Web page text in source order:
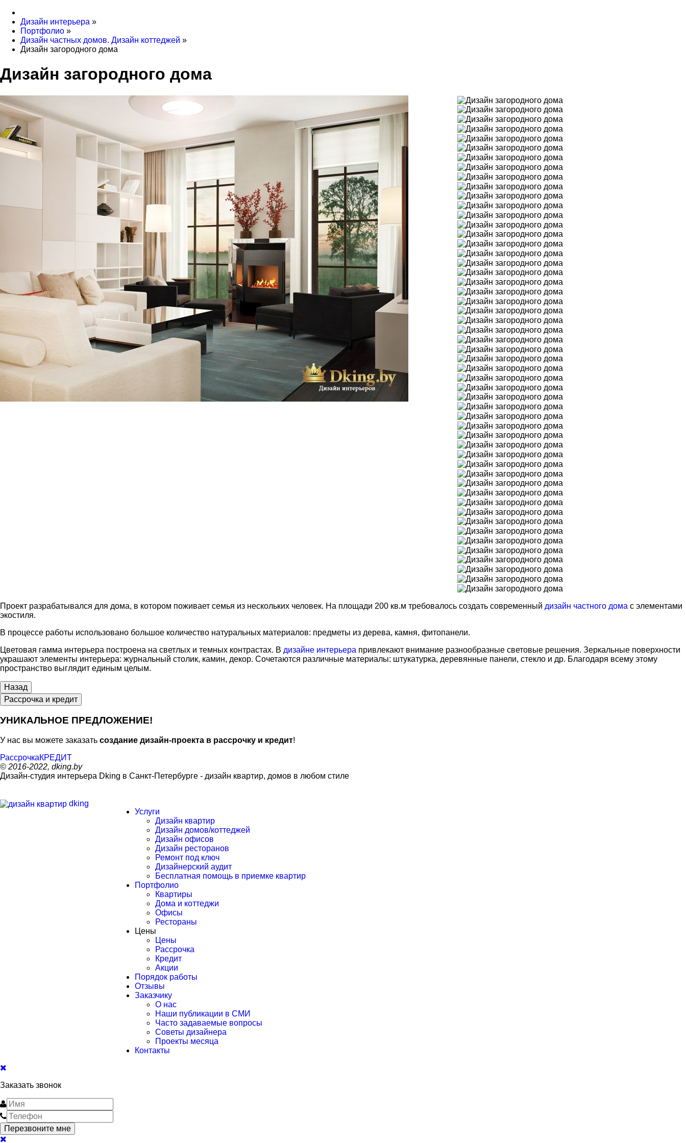
Дизайн интерьера »
Портфолио »
Дизайн частных домов. Дизайн коттеджей »
Дизайн загородного дома
Дизайн загородного дома
Проект разрабатывался для дома, в котором поживает семья из нескольких человек. На площади 200 кв.м требовалось создать современный дизайн частного дома с элементами
экостиля.
В процессе работы использовано большое количество натуральных материалов: предметы из дерева, камня, фитопанели.
Цветовая гамма интерьера построена на светлых и темных контрастах. В дизайне интерьера привлекают внимание разнообразные световые решения. Зеркальные поверхности
украшают элементы интерьера: журнальный столик, камин, декор. Сочетаются различные материалы: штукатурка, деревянные панели, стекло и др. Благодаря всему этому
пространство выглядит единым целым.
Рассрочка и кредит
УНИКАЛЬНОЕ ПРЕДЛОЖЕНИЕ!
У нас вы можете заказать создание дизайн-проекта в рассрочку и кредит!
РассрочкаКРЕДИТ
© 2016-2022, dking.by
Дизайн-студия интерьера Dking в Санкт-Петербурге - дизайн квартир, домов в любом стиле
dking
Услуги
Дизайн квартир
Дизайн домов/коттеджей
Дизайн офисов
Дизайн ресторанов
Ремонт под ключ
Дизайнерский аудит
Бесплатная помощь в приемке квартир
Портфолио
Квартиры
Дома и коттеджи
Офисы
Рестораны
Цены
Цены
Рассрочка
Кредит
Акции
Порядок работы
Отзывы
Заказчику
О нас
Наши публикации в СМИ
Часто задаваемые вопросы
Советы дизайнера
Проекты месяца
Контакты
Заказать звонок